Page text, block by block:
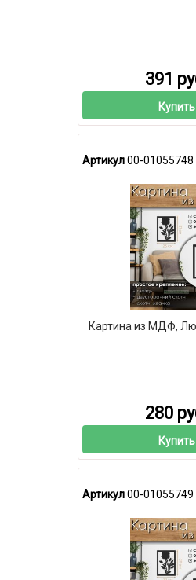
391
Купить
Артикул00-01055748
Картина из МДФ,
280
Купить
Артикул00-01055749